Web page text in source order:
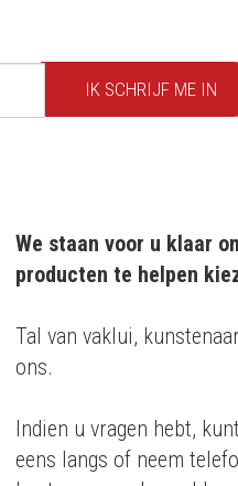
IK SCHRIJF ME IN
We staan voor u klaar
producten te helpen
Tal van vaklui,
ons.
Indien u vragen hebt,
eens langs of neem